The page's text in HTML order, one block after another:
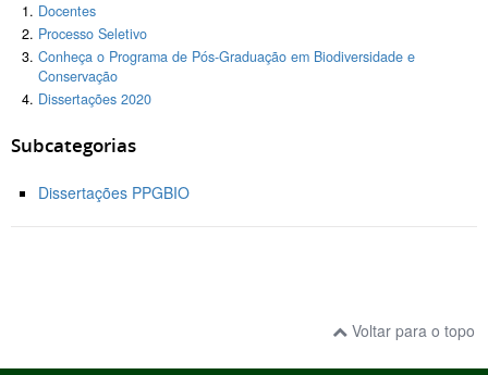
Docentes
Processo Seletivo
Conheça o Programa de Pós-Graduação em Biodiversidade e
Conservação
Dissertações 2020
Subcategorias
Dissertações PPGBIO
Voltar para o topo